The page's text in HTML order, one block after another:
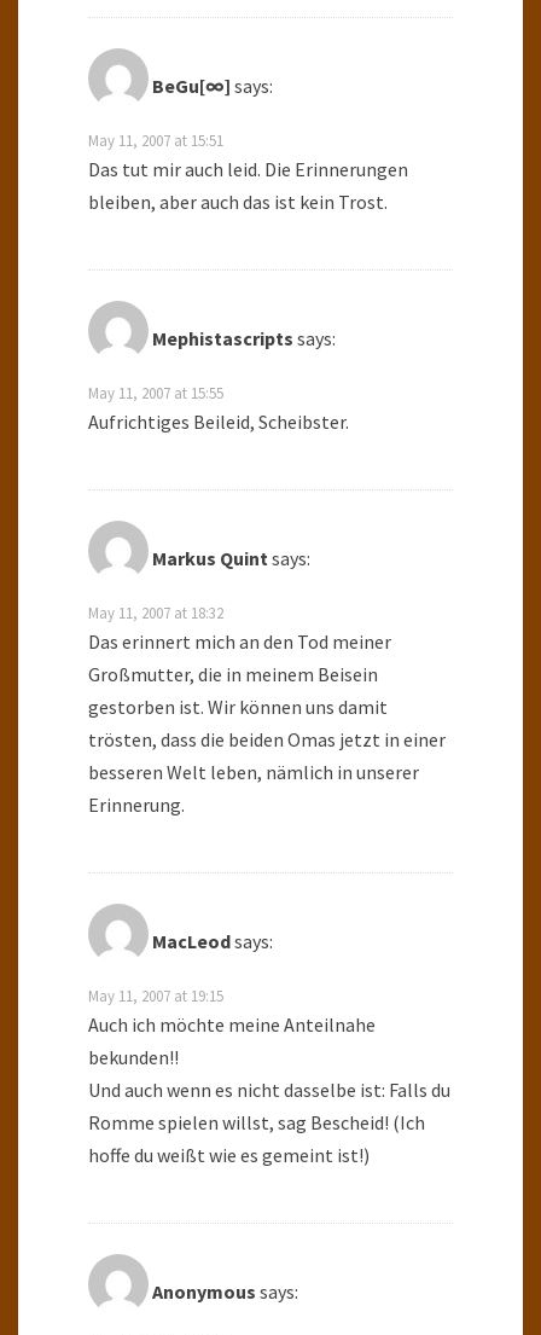
BeGu[∞] says:
May 11, 2007 at 15:51
Das tut mir auch leid. Die Erinnerungen
bleiben, aber auch das ist kein Trost.
Mephistascripts says:
May 11, 2007 at 15:55
Aufrichtiges Beileid, Scheibster.
Markus Quintsays:
May 11, 2007 at 18:32
Das erinnert mich an den Tod meiner
Großmutter, die in meinem Beisein
gestorben ist. Wir können uns damit
trösten, dass die beiden Omas jetzt in einer
besseren Welt leben, nämlich in unserer
Erinnerung.
MacLeodsays:
May 11, 2007 at 19:15
Auch ich möchte meine Anteilnahe
bekunden!!
Und auch wenn es nicht dasselbe ist: Falls du
Romme spielen willst, sag Bescheid! (Ich
hoffe du weißt wie es gemeint ist!)
Anonymous says: